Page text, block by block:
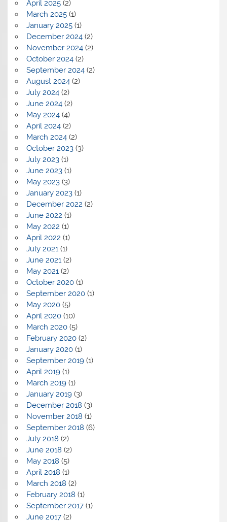
April 2025(2)
March 2025(1)
January 2025(1)
December 2024(2)
November 2024(2)
October 2024(2)
September 2024(2)
August 2024(2)
July 2024(2)
June 2024(2)
May 2024(4)
April 2024(2)
March 2024(2)
October 2023(3)
July 2023(1)
June 2023(1)
May 2023(3)
January 2023(1)
December 2022 (2)
June 2022 (1)
May 2022 (1)
April 2022 (1)
July 2021(1)
June 2021(2)
May 2021(2)
October 2020(1)
September 2020(1)
May 2020(5)
April 2020(10)
March 2020(5)
February 2020(2)
January 2020(1)
September 2019(1)
April 2019(1)
March 2019(1)
January 2019(3)
December 2018 (3)
November 2018 (1)
September 2018 (6)
July 2018 (2)
June 2018 (2)
May 2018 (5)
April 2018 (1)
March 2018 (2)
February 2018 (1)
September 2017(1)
June 2017(2)